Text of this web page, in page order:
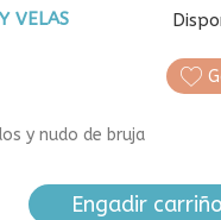
VELAS
y nudo de bruja
Engadir carriño